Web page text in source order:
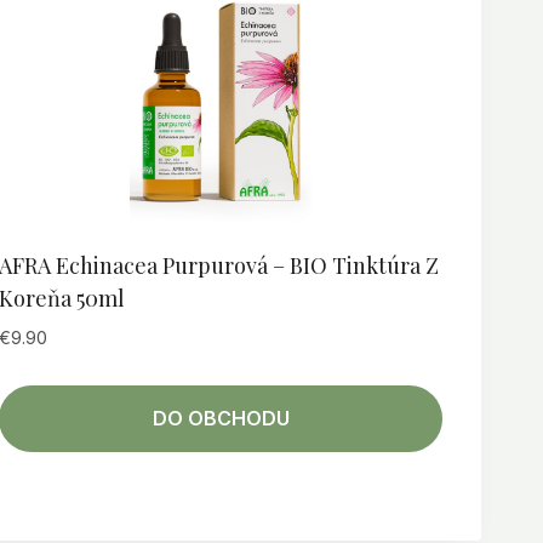
AFRA Echinacea Purpurová – BIO Tinktúra Z
Koreňa 50ml
€9.90
DO OBCHODU